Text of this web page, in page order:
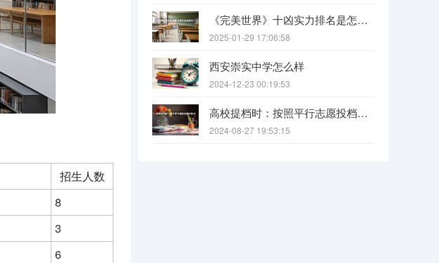
招生人数
8
3
6
《完美世界》十凶实力排名是怎样的?（《完美世界》八大功法排名是怎样的？）
2025-01-29 17:06:58
西安崇实中学怎么样
2024-12-23 00:19:53
高校提档时：按照平行志愿投档的批次，调档比例原则上控制在105%以内。请问这句话是什么意思呢？
2024-08-27 19:53:15